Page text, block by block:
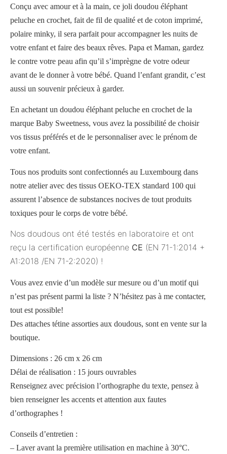
Conçu avec amour et à la main, ce joli doudou éléphant
peluche en crochet, fait de fil de qualité et de coton imprimé,
polaire minky, il sera parfait pour accompagner les nuits de
votre enfant et faire des beaux rêves. Papa et Maman, gardez
le contre votre peau afin qu’il s’imprègne de votre odeur
avant de le donner à votre bébé. Quand l’enfant grandit, c’est
aussi un souvenir précieux à garder.
En achetant un doudou éléphant peluche en crochet de la
marque Baby Sweetness, vous avez la possibilité de choisir
vos tissus préférés et de le personnaliser avec le prénom de
votre enfant.
Tous nos produits sont confectionnés au Luxembourg dans
notre atelier avec des tissus OEKO-TEX standard 100 qui
assurent l’absence de substances nocives de tout produits
toxiques pour le corps de votre bébé.
Nos doudous ont été testés en laboratoire et ont
reçu la certification européenne CE (EN 71-1:2014 +
A1:2018 /EN 71-2:2020) !
Vous avez envie d’un modèle sur mesure ou d’un motif qui
n’est pas présent parmi la liste ? N’hésitez pas à me contacter,
tout est possible!
Des attaches tétine assorties aux doudous, sont en vente sur la
boutique.
Dimensions : 26 cm x 26 cm
Délai de réalisation : 15 jours ouvrables
Renseignez avec précision l’orthographe du texte, pensez à
bien renseigner les accents et attention aux fautes
d’orthographes !
Conseils d’entretien :
– Laver avant la première utilisation en machine à 30°C.